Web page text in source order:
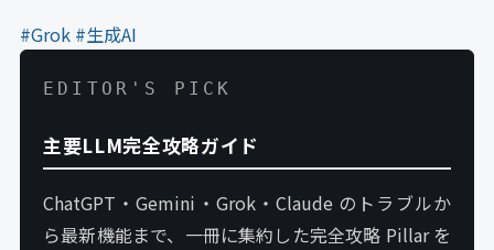
#Grok #生成AI
EDITOR'S PICK
主要LLM完全攻略ガイド
ChatGPT・Gemini・Grok・Claude のトラブルか
ら最新機能まで、一冊に集約した完全攻略 Pillar を